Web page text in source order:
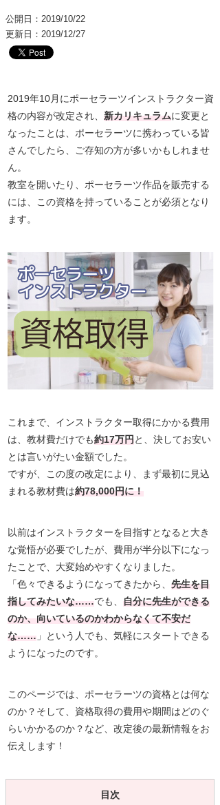
公開日：2019/10/22
更新日：2019/12/27
2019年10月にポーセラーツインストラクター資
格の内容が改定され、 新カリキュラムに変更と
なったことは、ポーセラーツに携わっている皆
さんでしたら、ご存知の方が多いかもしれませ
ん。
教室を開いたり、ポーセラーツ作品を販売する
には、この資格を持っていることが必須となり
ます。
これまで、インストラクター取得にかかる費用
は、教材費だけでも約17万円 と、決してお安い
とは言いがたい金額でした。
ですが、この度の改定により、まず最初に見込
まれる教材費は約78,000円に！
以前はインストラクターを目指すとなると大き
な覚悟が必要でしたが、費用が半分以下になっ
たことで、大変始めやすくなりました。
「色々できるようになってきたから、 先生を目
指してみたいな……でも、 自分に先生ができる
のか、向いているのかわからなくて不安だ
な…… 」という人でも、気軽にスタートできる
ようになったのです。
このページでは、ポーセラーツの資格とは何な
のか？そして、資格取得の費用や期間はどのぐ
らいかかるのか？など、改定後の最新情報をお
伝えします！
目次